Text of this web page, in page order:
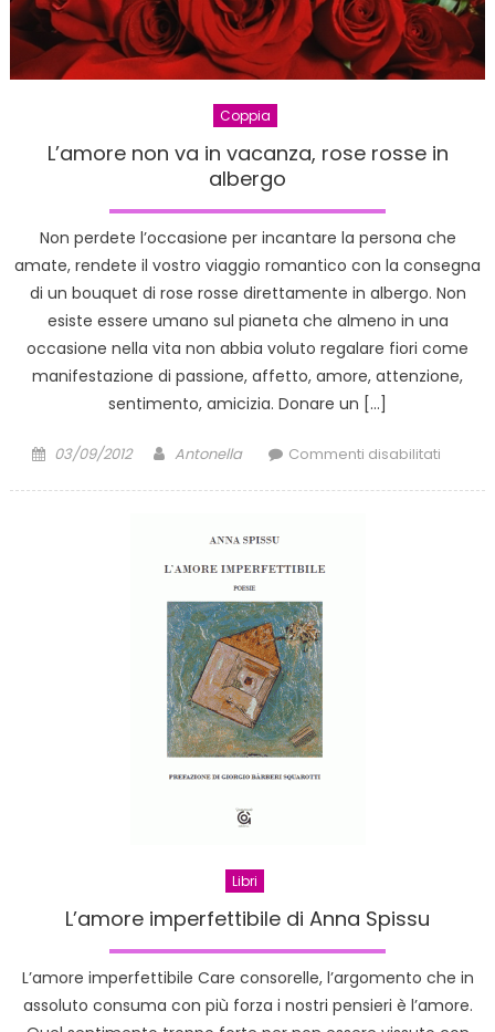
Coppia
L’amore non va in vacanza, rose rosse in
albergo
Non perdete l’occasione per incantare la persona che
amate, rendete il vostro viaggio romantico con la consegna
di un bouquet di rose rosse direttamente in albergo. Non
esiste essere umano sul pianeta che almeno in una
occasione nella vita non abbia voluto regalare fiori come
manifestazione di passione, affetto, amore, attenzione,
sentimento, amicizia. Donare un […]
Posted
03/09/2012 Author
Antonella Commenti disabilitati
Libri
L’amore imperfettibile di Anna Spissu
L’amore imperfettibile Care consorelle, l’argomento che in
assoluto consuma con più forza i nostri pensieri è l’amore.